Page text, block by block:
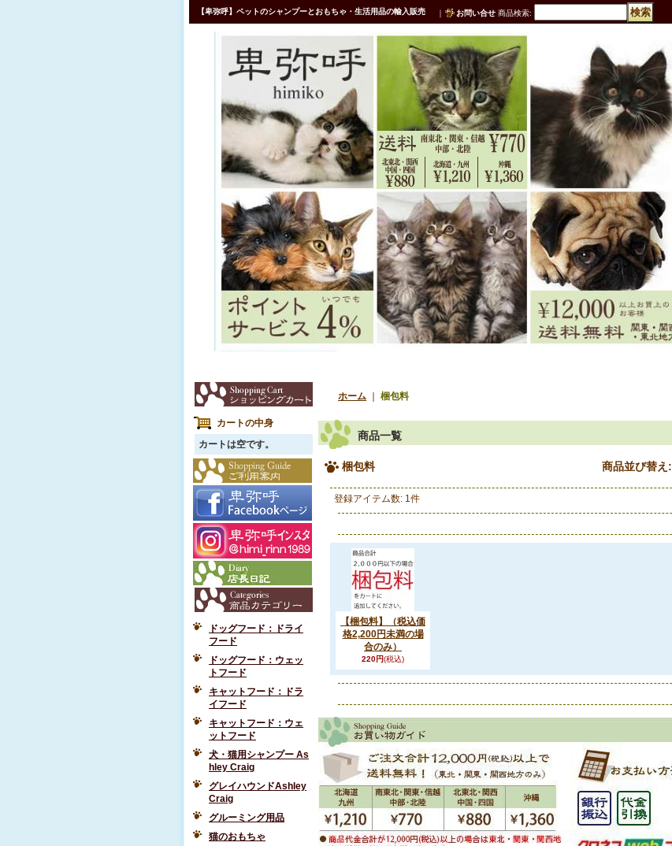
【卑弥呼】ペットのシャンプーとおもちゃ・生活用品の輸入販売 ｜ お問い合せ 商品検索:
カートの中身
カートは空です。
ドッグフード：ドライ
フード
ドッグフード：ウェッ
トフード
キャットフード：ドラ
イフード
キャットフード：ウェ
ットフード
犬・猫用シャンプー As
hley Craig
グレイハウンドAshley
Craig
グルーミング用品
猫のおもちゃ
ホーム 梱包料
商品一覧
梱包料 商品並び替え :
登録アイテム数: 1件
【梱包料】（税込価
格2,200円未満の場
合のみ）
220円(税込)